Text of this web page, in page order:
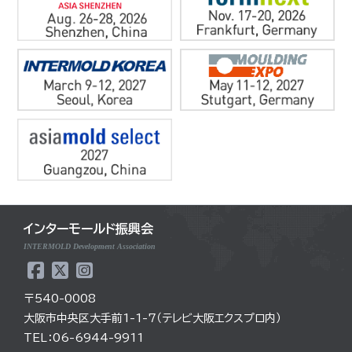
インターモールド振興会
INTERMOLD Development Association
〒540-0008
大阪市中央区大手前1-1-7（テレビ大阪エクスプロ内）
TEL：06-6944-9911